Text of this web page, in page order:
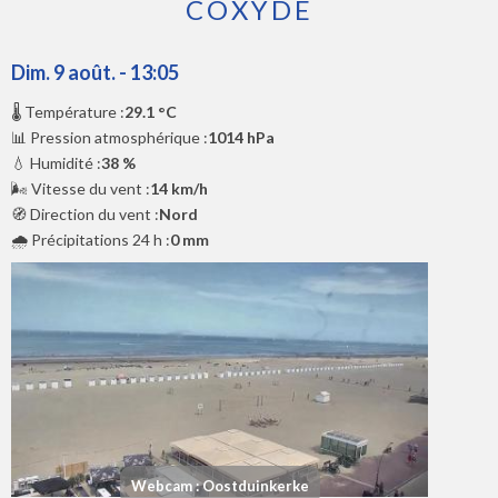
COXYDE
Dim. 9 août. - 13:05
🌡️ Température :29.1 °C
📊 Pression atmosphérique :1014 hPa
💧 Humidité :38 %
🌬️ Vitesse du vent :14 km/h
🧭 Direction du vent :Nord
🌧️ Précipitations 24 h :0 mm
Webcam : Oostduinkerke